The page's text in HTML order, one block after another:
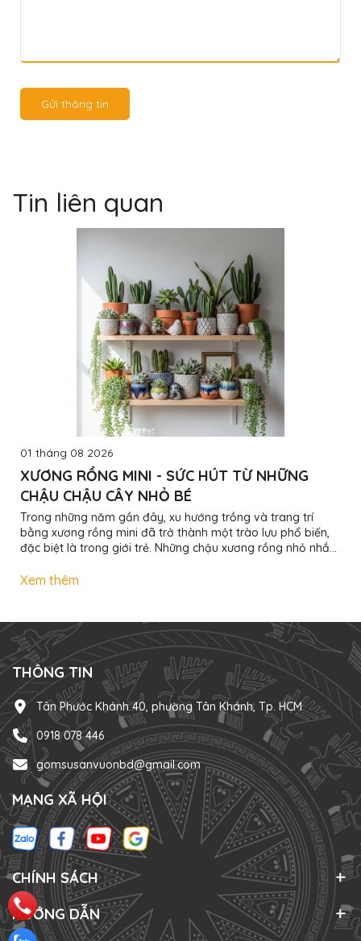
Gửi thông tin
Tin liên quan
01 tháng 08 2026
XƯƠNG RỒNG MINI - SỨC HÚT TỪ NHỮNG
CHẬU CHẬU CÂY NHỎ BÉ
Trong những năm gần đây, xu hướng trồng và trang trí
bằng xương rồng mini đã trở thành một trào lưu phổ biến,
đặc biệt là trong giới trẻ. Những chậu xương rồng nhỏ nhắn
thông điệp về sự bền bỉ, sức sống mạnh mẽ. Bài viết này sẽ
mà có võ” Xương rồng mini là những loại xương rồng có
kích...
Xem thêm
THÔNG TIN
Tân Phước Khánh 40, phường Tân Khánh, Tp. HCM
0918 078 446
gomsusanvuonbd@gmail.com
MẠNG XÃ HỘI
CHÍNH SÁCH
HƯỚNG DẪN